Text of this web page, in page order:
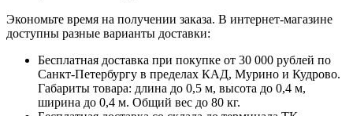
Экономьте время на получении заказа. В интернет-магазине
доступны разные варианты доставки:
Бесплатная доставка при покупке от 30 000 рублей по
Санкт-Петербургу в пределах КАД, Мурино и Кудрово.
Габариты товара: длина до 0,5 м, высота до 0,4 м,
ширина до 0,4 м. Общий вес до 80 кг.